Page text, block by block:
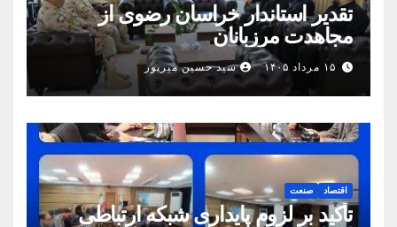
تقدیر استاندار خراسان رضوی از
مجاهدت مرزبانان
۱۵ مرداد ۱۴۰۵ سید حسین میرپور
اقتصاد صنعت
تأکید بر لزوم پایداری شبکه ارتباطی